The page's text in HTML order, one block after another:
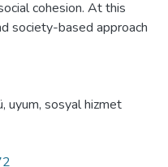
cohesion. At this
society-based approach
, uyum, sosyal hizmet